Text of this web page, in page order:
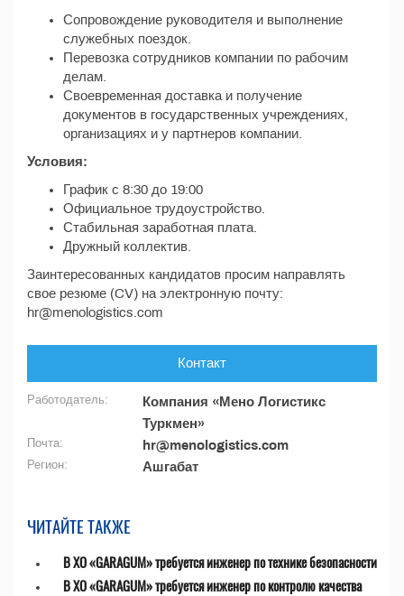
Сопровождение руководителя и выполнение
служебных поездок.
Перевозка сотрудников компании по рабочим
делам.
Своевременная доставка и получение
документов в государственных учреждениях,
организациях и у партнеров компании.
Условия:
График с 8:30 до 19:00
Официальное трудоустройство.
Стабильная заработная плата.
Дружный коллектив.
Заинтересованных кандидатов просим направлять
свое резюме (CV) на электронную почту:
hr@menologistics.com
Контакт
Работодатель:
Компания «Мено Логистикс
Туркмен»
Почта: hr@menologistics.com
Регион: Ашгабат
ЧИТАЙТЕ ТАКЖЕ
В ХО «GARAGUM» требуется инженер по технике безопасности
В ХО «GARAGUM» требуется инженер по контролю качества